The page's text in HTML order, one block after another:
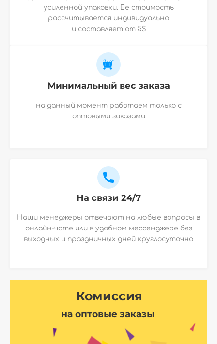
усиленной упаковки. Ее стоимость
рассчитывается индивидуально
и составляет от 5$
Минимальный вес заказа
на данный момент работаем только с
оптовыми заказами
На связи 24/7
Наши менеджеры отвечают на любые вопросы в
онлайн-чате или в удобном мессенджере без
выходных и праздничных дней круглосуточно
Комиссия
на оптовые заказы